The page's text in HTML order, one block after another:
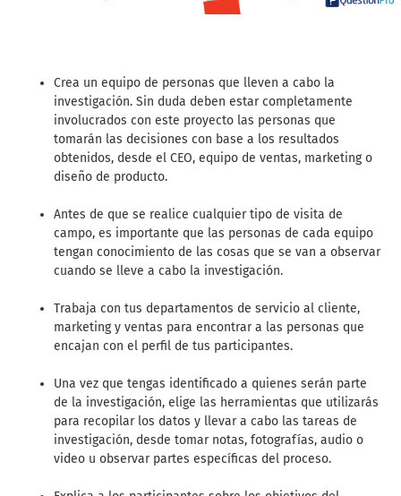
Crea un equipo de personas que lleven a cabo la
investigación. Sin duda deben estar completamente
involucrados con este proyecto las personas que
tomarán las decisiones con base a los resultados
obtenidos, desde el CEO, equipo de ventas, marketing o
diseño de producto.
Antes de que se realice cualquier tipo de visita de
campo, es importante que las personas de cada equipo
tengan conocimiento de las cosas que se van a observar
cuando se lleve a cabo la investigación.
Trabaja con tus departamentos de servicio al cliente,
marketing y ventas para encontrar a las personas que
encajan con el perfil de tus participantes.
Una vez que tengas identificado a quienes serán parte
de la investigación, elige las herramientas que utilizarás
para recopilar los datos y llevar a cabo las tareas de
investigación, desde tomar notas, fotografías, audio o
video u observar partes específicas del proceso.